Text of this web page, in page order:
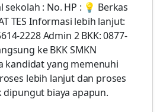
sekolah : No. HP : 💡 Berkas
TES Informasi lebih lanjut:
2228 Admin 2 BKK: 0877-
ke BKK SMKN
kandidat yang memenuhi
lebih lanjut dan proses
biaya apapun.